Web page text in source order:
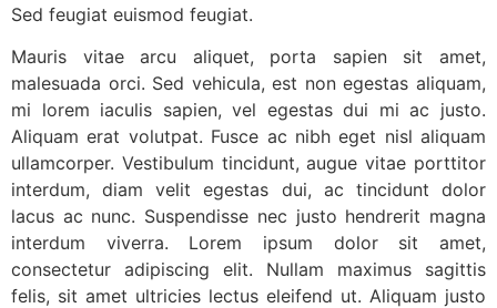
Sed feugiat euismod feugiat.
Mauris vitae arcu aliquet, porta sapien sit amet,
malesuada orci. Sed vehicula, est non egestas aliquam,
mi lorem iaculis sapien, vel egestas dui mi ac justo.
Aliquam erat volutpat. Fusce ac nibh eget nisl aliquam
ullamcorper. Vestibulum tincidunt, augue vitae porttitor
interdum, diam velit egestas dui, ac tincidunt dolor
lacus ac nunc. Suspendisse nec justo hendrerit magna
interdum viverra. Lorem ipsum dolor sit amet,
consectetur adipiscing elit. Nullam maximus sagittis
felis, sit amet ultricies lectus eleifend ut. Aliquam justo